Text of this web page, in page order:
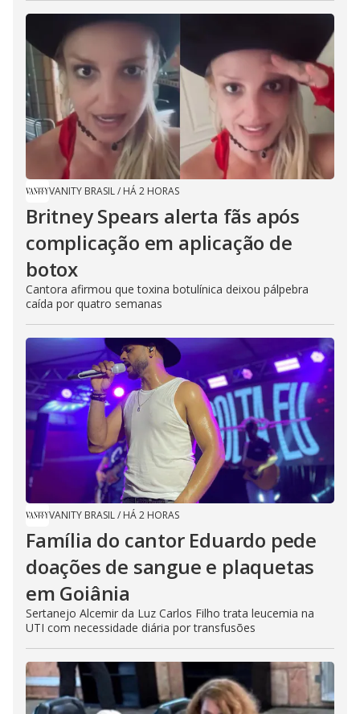
VANITY BRASIL/ HÁ 2 HORAS
Britney Spears alerta fãs após
complicação em aplicação de
botox
Cantora afirmou que toxina botulínica deixou pálpebra
caída por quatro semanas
VANITY BRASIL/ HÁ 2 HORAS
Família do cantor Eduardo pede
doações de sangue e plaquetas
em Goiânia
Sertanejo Alcemir da Luz Carlos Filho trata leucemia na
UTI com necessidade diária por transfusões